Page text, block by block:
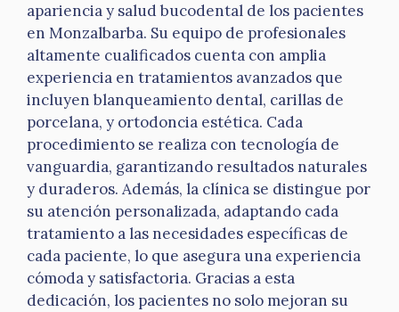
apariencia y salud bucodental de los pacientes
en Monzalbarba. Su equipo de profesionales
altamente cualificados cuenta con amplia
experiencia en tratamientos avanzados que
incluyen blanqueamiento dental, carillas de
porcelana, y ortodoncia estética. Cada
procedimiento se realiza con tecnología de
vanguardia, garantizando resultados naturales
y duraderos. Además, la clínica se distingue por
su atención personalizada, adaptando cada
tratamiento a las necesidades específicas de
cada paciente, lo que asegura una experiencia
cómoda y satisfactoria. Gracias a esta
dedicación, los pacientes no solo mejoran su